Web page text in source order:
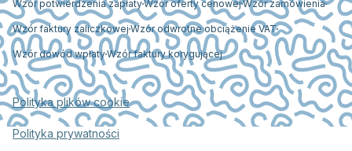
Wzór potwierdzenia zapłatyWzór oferty cenowejWzór zamówienia
Wzór faktury zaliczkowej Wzór odwrotne obciążenie VAT
Wzór dowód wpłatyWzór faktury korygującej
Polityka plików cookie
Polityka prywatności